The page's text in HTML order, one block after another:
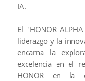
IA.
El "HONOR
liderazgo y la
encarna la
excelencia en el
HONOR en la